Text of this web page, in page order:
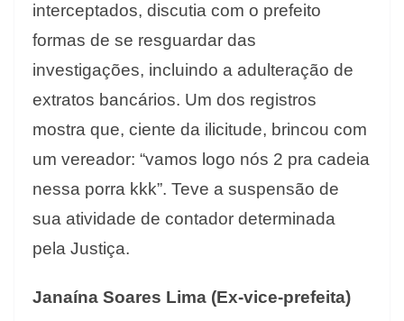
interceptados, discutia com o prefeito
formas de se resguardar das
investigações, incluindo a adulteração de
extratos bancários. Um dos registros
mostra que, ciente da ilicitude, brincou com
um vereador: “vamos logo nós 2 pra cadeia
nessa porra kkk”. Teve a suspensão de
sua atividade de contador determinada
pela Justiça.
Janaína Soares Lima (Ex-vice-prefeita)